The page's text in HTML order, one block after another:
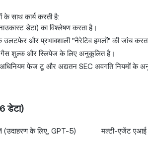
साथ कार्य करती है:
डेटा) का विश्लेषण करता है।
उलटफेर और प्रभावशाली "नैरेटिव हमलों" की जांच
गैस शुल्क और स्लिपेज के लिए अनुकूलित है।
अधिनियम फेज टू और अद्यतन SEC अवगति नियमों के
डेटा)
(उदाहरण के लिए, GPT-5) मल्टी-एजेंट एआई